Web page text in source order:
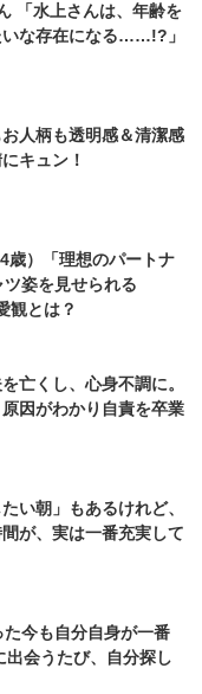
「水上さんは、年齢を
いな存在になる……!?」
人柄も透明感＆清潔感
キュン！
歳）「理想のパートナ
姿を見せられる
観とは？
亡くし、心身不調に。
因がわかり自責を卒業
い朝」もあるけれど、
が、実は一番充実して
今も自分自身が一番
会うたび、自分探し